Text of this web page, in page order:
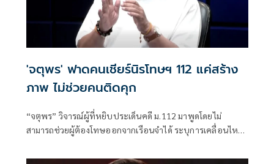
'จตุพร' ฟาดคนเชียร์นิรโทษฯ 112 แค่สร้าง
ภาพ ไม่ช่วยคนติดคุก
“จตุพร” วิจารณ์ผู้ที่หยิบประเด็นคดี ม.112 มาพูดโดยไม่
สามารถช่วยผู้ต้องโทษออกจากเรือนจำได้ ระบุการเคลื่อนไหว
พระราชทานอภัยโทษเป็นทางเลือกที่มีโอกาสมากที่สุด